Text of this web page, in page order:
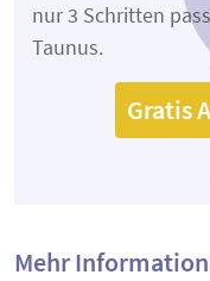
nur 3 Schritten
Taunus.
Gratis
Mehr